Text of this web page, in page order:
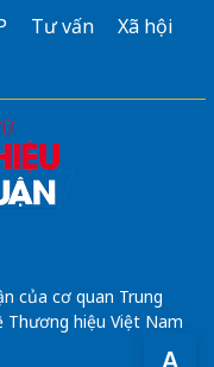
A
Tư vấn
Xã hội
của cơ quan Trung
Thương hiệu Việt Nam